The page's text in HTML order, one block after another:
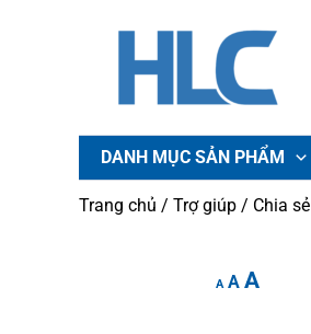
DANH MỤC SẢN PHẨM
Trang chủ / Trợ giúp / Chia
Afont
Afont
Afont